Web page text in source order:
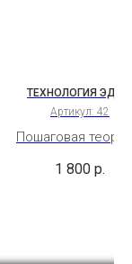
ТЕХНОЛОГИЯ ЭДАМ
Артикул: 42
Пошаговая
Сладкий сыр с
1 800 р.